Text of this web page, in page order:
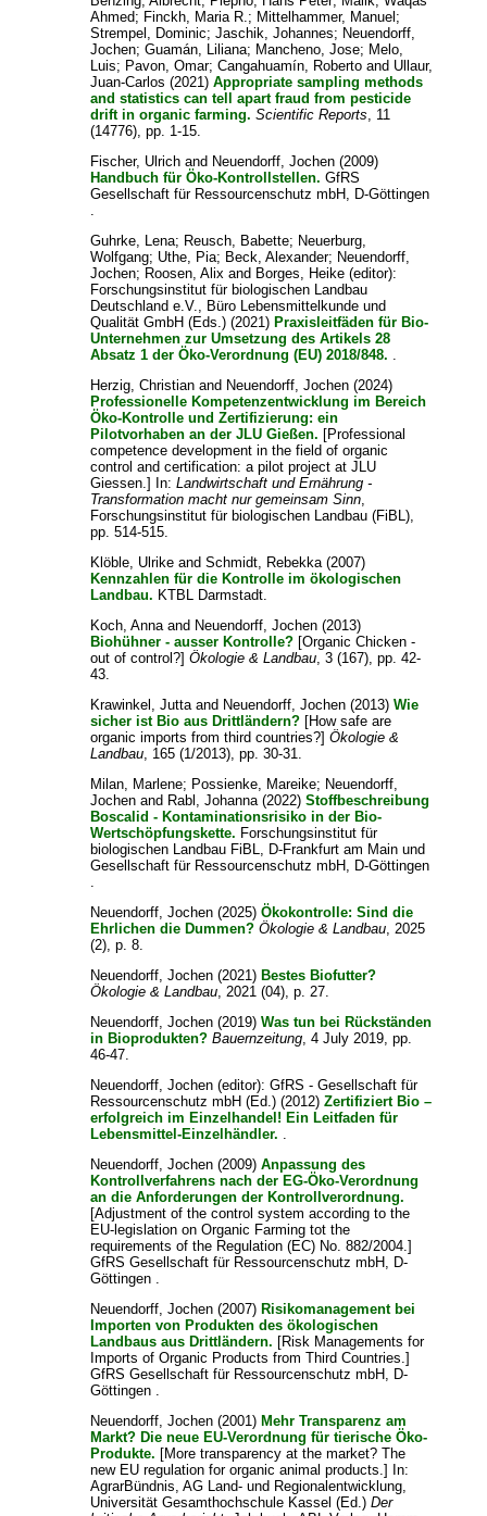
Ahmed; Finckh, Maria R.; Mittelhammer, Manuel ;
Strempel, Dominic;Jaschik, Johannes; Neuendorff,
Jochen;Guamán, Liliana; Mancheno, Jose; Melo,
Luis; Pavon, Omar;Cangahuamín, Roberto and Ullaur,
Juan-Carlos (2021)Appropriate sampling methods
and statistics can tell apart fraud from pesticide
drift in organic farming. Scientific Reports, 11
(14776), pp. 1-15.
Fischer, Ulrich and Neuendorff, Jochen (2009)
Handbuch für Öko-Kontrollstellen. GfRS
Gesellschaft für Ressourcenschutz mbH, D-Göttingen
.
Guhrke, Lena; Reusch, Babette; Neuerburg,
Wolfgang; Uthe, Pia; Beck, Alexander; Neuendorff,
Jochen; Roosen, Alix and Borges, Heike (editor):
Forschungsinstitut für biologischen Landbau
Deutschland e.V., Büro Lebensmittelkunde und
Qualität GmbH (Eds.) (2021) Praxisleitfäden für Bio-
Unternehmen zur Umsetzung des Artikels 28
Absatz 1 der Öko-Verordnung (EU) 2018/848. .
Herzig, Christian and Neuendorff, Jochen (2024)
Professionelle Kompetenzentwicklung im Bereich
Öko-Kontrolle und Zertifizierung: ein
Pilotvorhaben an der JLU Gießen. [Professional
competence development in the field of organic
control and certification: a pilot project at JLU
Giessen.] In:Landwirtschaft und Ernährung -
Transformation macht nur gemeinsam Sinn,
Forschungsinstitut für biologischen Landbau (FiBL),
pp. 514-515.
Klöble, Ulrike andSchmidt, Rebekka(2007)
Kennzahlen für die Kontrolle im ökologischen
Landbau. KTBL Darmstadt.
Koch, Annaand Neuendorff, Jochen (2013)
Biohühner - ausser Kontrolle? [Organic Chicken -
out of control?]Ökologie & Landbau, 3 (167), pp. 42-
43.
Krawinkel, Juttaand Neuendorff, Jochen (2013)Wie
sicher ist Bio aus Drittländern? [How safe are
organic imports from third countries?]Ökologie &
Landbau, 165 (1/2013), pp. 30-31.
Milan, Marlene; Possienke, Mareike; Neuendorff,
Jochen and Rabl, Johanna(2022)Stoffbeschreibung
Boscalid - Kontaminationsrisiko in der Bio-
Wertschöpfungskette. Forschungsinstitut für
biologischen Landbau FiBL, D-Frankfurt am Main und
Gesellschaft für Ressourcenschutz mbH, D-Göttingen
.
Neuendorff, Jochen (2025)Ökokontrolle: Sind die
Ehrlichen die Dummen? Ökologie & Landbau, 2025
(2), p. 8.
Neuendorff, Jochen (2021) Bestes Biofutter?
Ökologie & Landbau, 2021 (04), p. 27.
Neuendorff, Jochen (2019)Was tun bei Rückständen
in Bioprodukten? Bauernzeitung, 4 July 2019, pp.
46-47.
Neuendorff, Jochen (editor): GfRS - Gesellschaft für
Ressourcenschutz mbH (Ed.) (2012)Zertifiziert Bio –
erfolgreich im Einzelhandel! Ein Leitfaden für
Lebensmittel-Einzelhändler. .
Neuendorff, Jochen (2009)Anpassung des
Kontrollverfahrens nach der EG-Öko-Verordnung
an die Anforderungen der Kontrollverordnung.
[Adjustment of the control system according to the
EU-legislation on Organic Farming tot the
requirements of the Regulation (EC) No. 882/2004.]
GfRS Gesellschaft für Ressourcenschutz mbH, D-
Göttingen .
Neuendorff, Jochen (2007) Risikomanagement bei
Importen von Produkten des ökologischen
Landbaus aus Drittländern. [Risk Managements for
Imports of Organic Products from Third Countries.]
GfRS Gesellschaft für Ressourcenschutz mbH, D-
Göttingen .
Neuendorff, Jochen (2001) Mehr Transparenz am
Markt? Die neue EU-Verordnung für tierische Öko-
Produkte. [More transparency at the market? The
new EU regulation for organic animal products.] In:
AgrarBündnis, AG Land- und Regionalentwicklung,
Universität Gesamthochschule Kassel (Ed.)Der